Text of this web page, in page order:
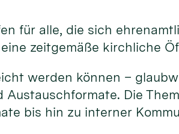
für alle, die sich
zeitgemäße kirchliche
werden können –
Die
bis hin zu interner